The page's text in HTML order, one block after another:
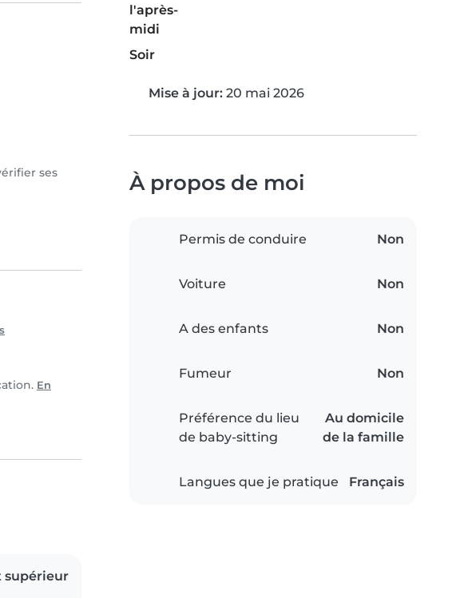
ses
En
l'après-
midi
Soir
Mise à jour: 20 mai 2026
À propos de moi
Permis de conduire Non
Voiture Non
A des enfants Non
Fumeur Non
Préférence du lieu
de baby-sitting
Au domicile
de la famille
Langues que je pratique Français
supérieur